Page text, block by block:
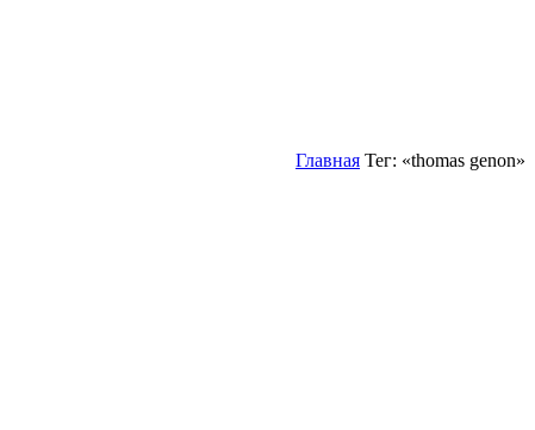
Главная Тег: «thomas genon»